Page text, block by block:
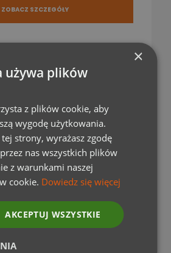
ZOBACZ SZCZEGÓŁY
„Na północ do
16.08-23.08.2025 i
+ kurs na
jachtowego
16-23.08.2025 i 23-
×
używa plików
z plików cookie, aby
wygodę użytkowania.
tej strony, wyrażasz zgodę
nas wszystkich plików
z warunkami naszej
cookie. Dowiedz się więcej
AKCEPTUJ WSZYSTKIE